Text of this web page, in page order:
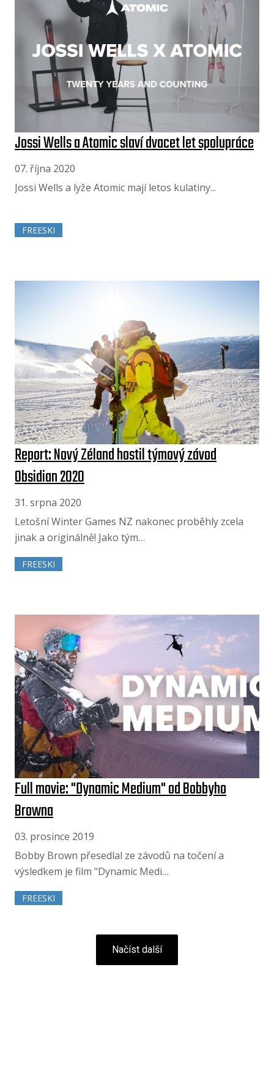
Jossi Wells a Atomic slaví dvacet let spolupráce
07. října 2020
Jossi Wells a lyže Atomic mají letos kulatiny...
FREESKI
Report: Nový Zéland hostil týmový závod
Obsidian 2020
31. srpna 2020
Letošní Winter Games NZ nakonec proběhly zcela
jinak a originálně! Jako tým…
FREESKI
Full movie: "Dynamic Medium" od Bobbyho
Browna
03. prosince 2019
Bobby Brown přesedlal ze závodů na točení a
výsledkem je film "Dynamic Medi…
FREESKI
Načíst další